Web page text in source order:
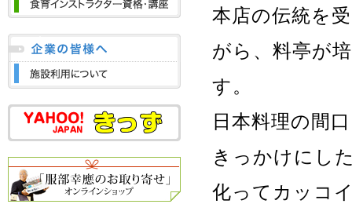
本店の伝統を
がら、料亭が
す。
日本料理の間
きっかけにし
化ってカッコ